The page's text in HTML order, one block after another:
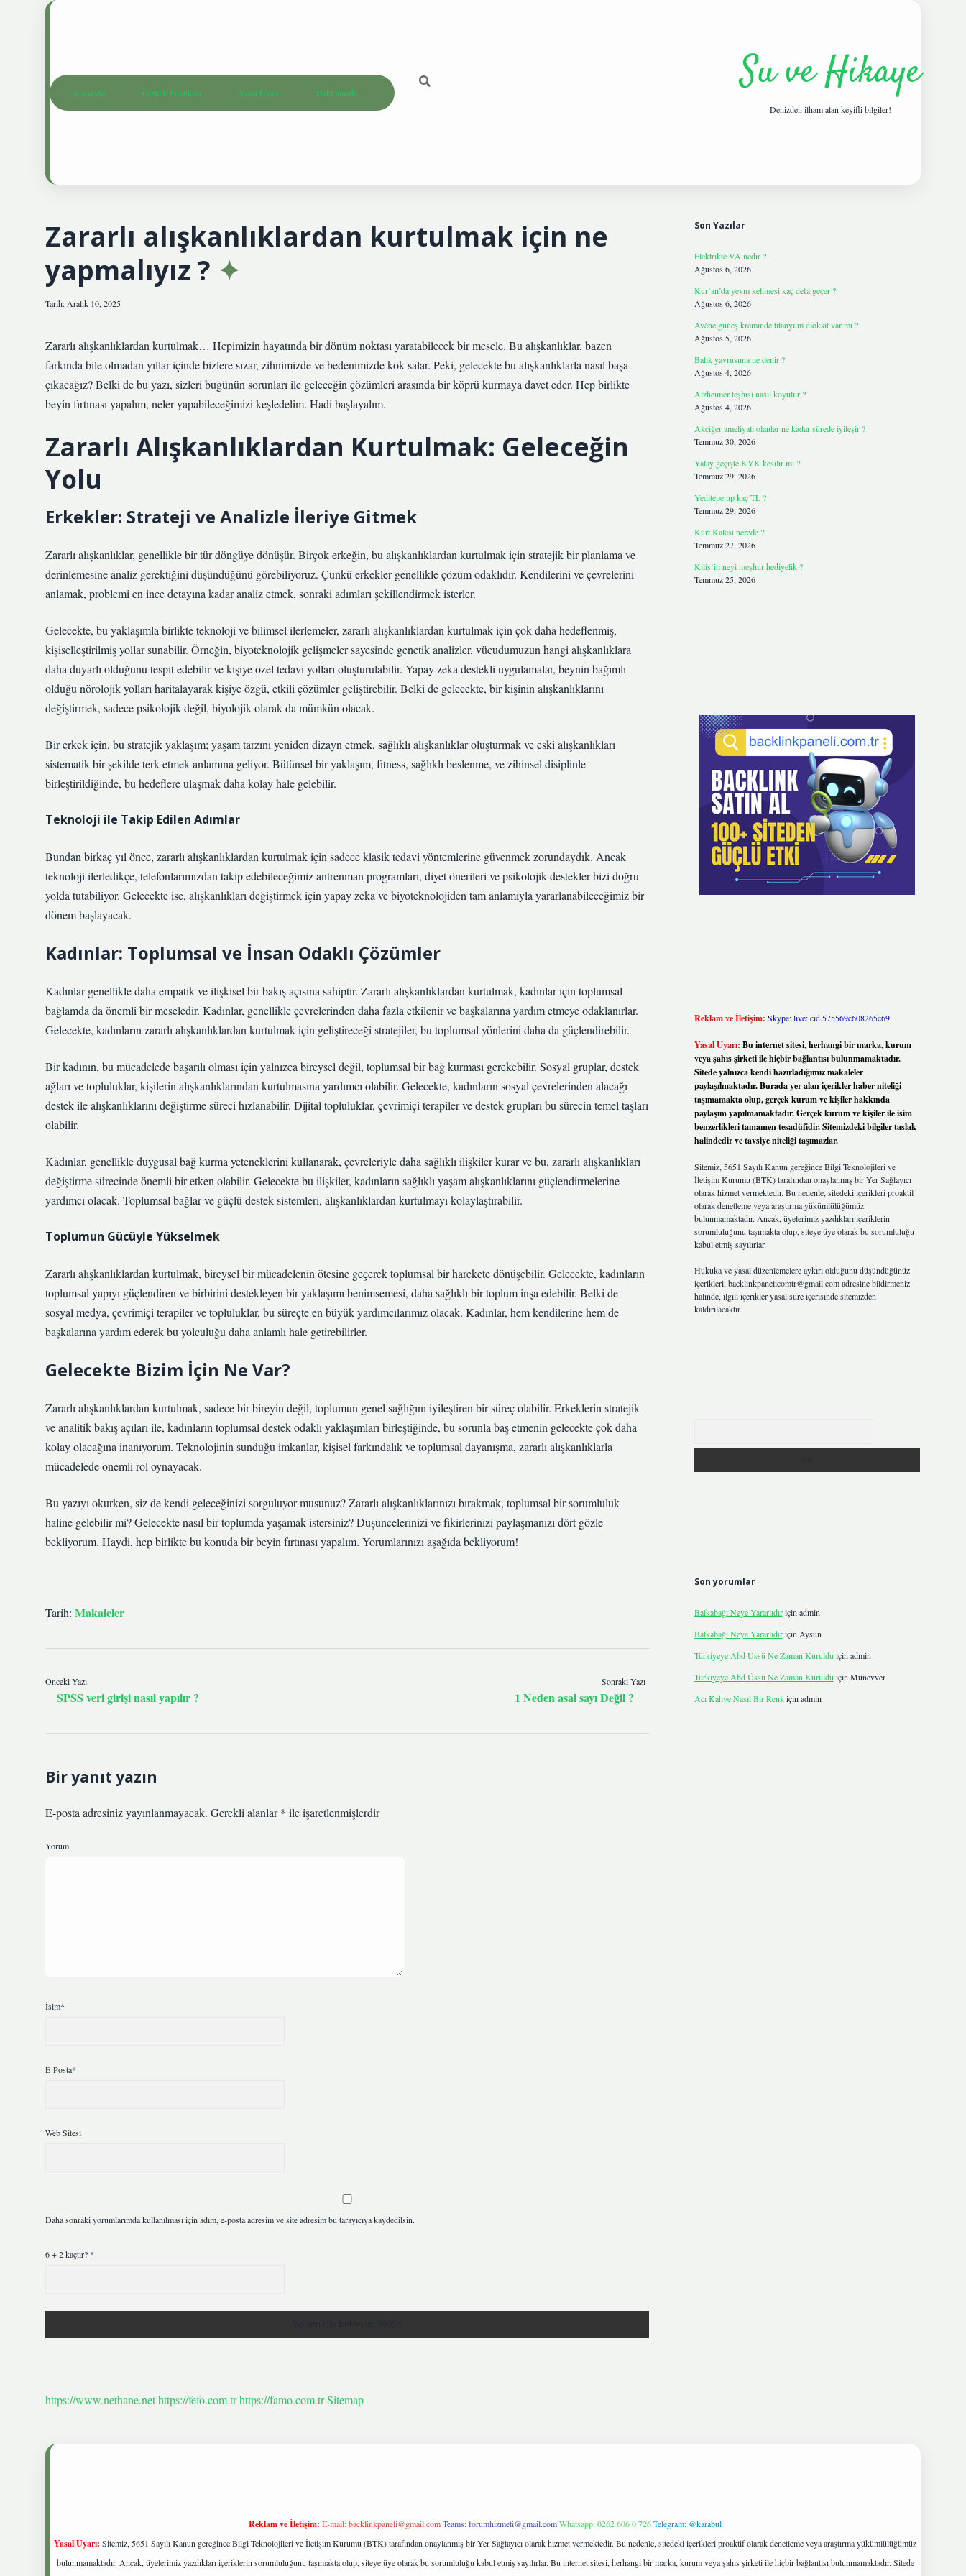
Anasayfa Gizlilik Politikası Yasal Uyarı Hakkımızda Su ve Hikaye
Denizden ilham alan keyifli bilgiler!
Zararlı alışkanlıklardan kurtulmak için ne
yapmalıyız ?
Tarih: Aralık 10, 2025
Zararlı alışkanlıklardan kurtulmak… Hepimizin hayatında bir dönüm noktası yaratabilecek bir mesele. Bu alışkanlıklar, bazen
farkında bile olmadan yıllar içinde bizlere sızar, zihnimizde ve bedenimizde kök salar. Peki, gelecekte bu alışkanlıklarla nasıl başa
çıkacağız? Belki de bu yazı, sizleri bugünün sorunları ile geleceğin çözümleri arasında bir köprü kurmaya davet eder. Hep birlikte
beyin fırtınası yapalım, neler yapabileceğimizi keşfedelim. Hadi başlayalım.
Zararlı Alışkanlıklardan Kurtulmak: Geleceğin
Yolu
Erkekler: Strateji ve Analizle İleriye Gitmek
Zararlı alışkanlıklar, genellikle bir tür döngüye dönüşür. Birçok erkeğin, bu alışkanlıklardan kurtulmak için stratejik bir planlama ve
derinlemesine analiz gerektiğini düşündüğünü görebiliyoruz. Çünkü erkekler genellikle çözüm odaklıdır. Kendilerini ve çevrelerini
anlamak, problemi en ince detayına kadar analiz etmek, sonraki adımları şekillendirmek isterler.
Gelecekte, bu yaklaşımla birlikte teknoloji ve bilimsel ilerlemeler, zararlı alışkanlıklardan kurtulmak için çok daha hedeflenmiş,
kişiselleştirilmiş yollar sunabilir. Örneğin, biyoteknolojik gelişmeler sayesinde genetik analizler, vücudumuzun hangi alışkanlıklara
daha duyarlı olduğunu tespit edebilir ve kişiye özel tedavi yolları oluşturulabilir. Yapay zeka destekli uygulamalar, beynin bağımlı
olduğu nörolojik yolları haritalayarak kişiye özgü, etkili çözümler geliştirebilir. Belki de gelecekte, bir kişinin alışkanlıklarını
değiştirmek, sadece psikolojik değil, biyolojik olarak da mümkün olacak.
Bir erkek için, bu stratejik yaklaşım; yaşam tarzını yeniden dizayn etmek, sağlıklı alışkanlıklar oluşturmak ve eski alışkanlıkları
sistematik bir şekilde terk etmek anlamına geliyor. Bütünsel bir yaklaşım, fitness, sağlıklı beslenme, ve zihinsel disiplinle
birleştirildiğinde, bu hedeflere ulaşmak daha kolay hale gelebilir.
Teknoloji ile Takip Edilen Adımlar
Bundan birkaç yıl önce, zararlı alışkanlıklardan kurtulmak için sadece klasik tedavi yöntemlerine güvenmek zorundaydık. Ancak
teknoloji ilerledikçe, telefonlarımızdan takip edebileceğimiz antrenman programları, diyet önerileri ve psikolojik destekler bizi doğru
yolda tutabiliyor. Gelecekte ise, alışkanlıkları değiştirmek için yapay zeka ve biyoteknolojiden tam anlamıyla yararlanabileceğimiz bir
dönem başlayacak.
Kadınlar: Toplumsal ve İnsan Odaklı Çözümler
Kadınlar genellikle daha empatik ve ilişkisel bir bakış açısına sahiptir. Zararlı alışkanlıklardan kurtulmak, kadınlar için toplumsal
bağlamda da önemli bir meseledir. Kadınlar, genellikle çevrelerinden daha fazla etkilenir ve başkalarına yardım etmeye odaklanırlar.
Gelecekte, kadınların zararlı alışkanlıklardan kurtulmak için geliştireceği stratejiler, bu toplumsal yönlerini daha da güçlendirebilir.
Bir kadının, bu mücadelede başarılı olması için yalnızca bireysel değil, toplumsal bir bağ kurması gerekebilir. Sosyal gruplar, destek
ağları ve topluluklar, kişilerin alışkanlıklarından kurtulmasına yardımcı olabilir. Gelecekte, kadınların sosyal çevrelerinden alacağı
destek ile alışkanlıklarını değiştirme süreci hızlanabilir. Dijital topluluklar, çevrimiçi terapiler ve destek grupları bu sürecin temel taşları
olabilir.
Kadınlar, genellikle duygusal bağ kurma yeteneklerini kullanarak, çevreleriyle daha sağlıklı ilişkiler kurar ve bu, zararlı alışkanlıkları
değiştirme sürecinde önemli bir etken olabilir. Gelecekte bu ilişkiler, kadınların sağlıklı yaşam alışkanlıklarını güçlendirmelerine
yardımcı olacak. Toplumsal bağlar ve güçlü destek sistemleri, alışkanlıklardan kurtulmayı kolaylaştırabilir.
Toplumun Gücüyle Yükselmek
Zararlı alışkanlıklardan kurtulmak, bireysel bir mücadelenin ötesine geçerek toplumsal bir harekete dönüşebilir. Gelecekte, kadınların
toplumsal yapıyı güçlendiren ve birbirini destekleyen bir yaklaşımı benimsemesi, daha sağlıklı bir toplum inşa edebilir. Belki de
sosyal medya, çevrimiçi terapiler ve topluluklar, bu süreçte en büyük yardımcılarımız olacak. Kadınlar, hem kendilerine hem de
başkalarına yardım ederek bu yolculuğu daha anlamlı hale getirebilirler.
Gelecekte Bizim İçin Ne Var?
Zararlı alışkanlıklardan kurtulmak, sadece bir bireyin değil, toplumun genel sağlığını iyileştiren bir süreç olabilir. Erkeklerin stratejik
ve analitik bakış açıları ile, kadınların toplumsal destek odaklı yaklaşımları birleştiğinde, bu sorunla baş etmenin gelecekte çok daha
kolay olacağına inanıyorum. Teknolojinin sunduğu imkanlar, kişisel farkındalık ve toplumsal dayanışma, zararlı alışkanlıklarla
mücadelede önemli rol oynayacak.
Bu yazıyı okurken, siz de kendi geleceğinizi sorguluyor musunuz? Zararlı alışkanlıklarınızı bırakmak, toplumsal bir sorumluluk
haline gelebilir mi? Gelecekte nasıl bir toplumda yaşamak istersiniz? Düşüncelerinizi ve fikirlerinizi paylaşmanızı dört gözle
bekliyorum. Haydi, hep birlikte bu konuda bir beyin fırtınası yapalım. Yorumlarınızı aşağıda bekliyorum!
Tarih: Makaleler
Önceki Yazı
SPSS veri girişi nasıl yapılır ?
Sonraki Yazı
1 Neden asal sayı Değil ?
Bir yanıt yazın
E-posta adresiniz yayınlanmayacak. Gerekli alanlar* ile işaretlenmişlerdir
Yorum
İsim*
E-Posta*
Web Sitesi
Daha sonraki yorumlarımda kullanılması için adım, e-posta adresim ve site adresim bu tarayıcıya kaydedilsin.
6 + 2 kaçtır? *
https://www.nethane.nethttps://fefo.com.trhttps://famo.com.trSitemap
Son Yazılar
Elektrikte VA nedir ?
Ağustos 6, 2026
Kur’an’da yevm kelimesi kaç defa geçer ?
Ağustos 6, 2026
Avène güneş kreminde titanyum dioksit var mı ?
Ağustos 5, 2026
Balık yavrusuna ne denir ?
Ağustos 4, 2026
Alzheimer teşhisi nasıl koyulur ?
Ağustos 4, 2026
Akciğer ameliyatı olanlar ne kadar sürede iyileşir ?
Temmuz 30, 2026
Yatay geçişte KYK kesilir mi ?
Temmuz 29, 2026
Yeditepe tıp kaç TL ?
Temmuz 29, 2026
Kurt Kalesi nerede ?
Temmuz 27, 2026
Kilis’in neyi meşhur hediyelik ?
Temmuz 25, 2026
Reklam ve İletişim: Skype: live:.cid.575569c608265c69
Yasal Uyarı: Bu internet sitesi, herhangi bir marka, kurum
veya şahıs şirketi ile hiçbir bağlantısı bulunmamaktadır.
Sitede yalnızca kendi hazırladığımız makaleler
paylaşılmaktadır. Burada yer alan içerikler haber niteliği
taşımamakta olup, gerçek kurum ve kişiler hakkında
paylaşım yapılmamaktadır. Gerçek kurum ve kişiler ile isim
benzerlikleri tamamen tesadüfidir. Sitemizdeki bilgiler taslak
halindedir ve tavsiye niteliği taşımazlar.
Sitemiz, 5651 Sayılı Kanun gereğince Bilgi Teknolojileri ve
İletişim Kurumu (BTK) tarafından onaylanmış bir Yer Sağlayıcı
olarak hizmet vermektedir. Bu nedenle, sitedeki içerikleri proaktif
olarak denetleme veya araştırma yükümlülüğümüz
bulunmamaktadır. Ancak, üyelerimiz yazdıkları içeriklerin
sorumluluğunu taşımakta olup, siteye üye olarak bu sorumluluğu
kabul etmiş sayılırlar.
Hukuka ve yasal düzenlemelere aykırı olduğunu düşündüğünüz
içerikleri, backlinkpanelicomtr@gmail.comadresine bildirmeniz
halinde, ilgili içerikler yasal süre içerisinde sitemizden
kaldırılacaktır.
Son yorumlar
Balkabağı Neye Yararlıdıriçin admin
Balkabağı Neye Yararlıdıriçin Aysun
Türkiyeye Abd Üssü Ne Zaman Kuruldu için admin
Türkiyeye Abd Üssü Ne Zaman Kuruldu için Münevver
Acı Kahve Nasıl Bir Renkiçin admin
Reklam ve İletişim: E-mail:backlinkpaneli@gmail.comTeams:forumhizmeti@gmail.comWhatsapp: 0262 606 0 726Telegram: @karabul
Yasal Uyarı: Sitemiz, 5651 Sayılı Kanun gereğince Bilgi Teknolojileri ve İletişim Kurumu (BTK) tarafından onaylanmış bir Yer Sağlayıcı olarak hizmet vermektedir. Bu nedenle, sitedeki içerikleri proaktif olarak denetleme veya araştırma yükümlülüğümüz
bulunmamaktadır. Ancak, üyelerimiz yazdıkları içeriklerin sorumluluğunu taşımakta olup, siteye üye olarak bu sorumluluğu kabul etmiş sayılırlar. Bu internet sitesi, herhangi bir marka, kurum veya şahıs şirketi ile hiçbir bağlantısı bulunmamaktadır. Sitede